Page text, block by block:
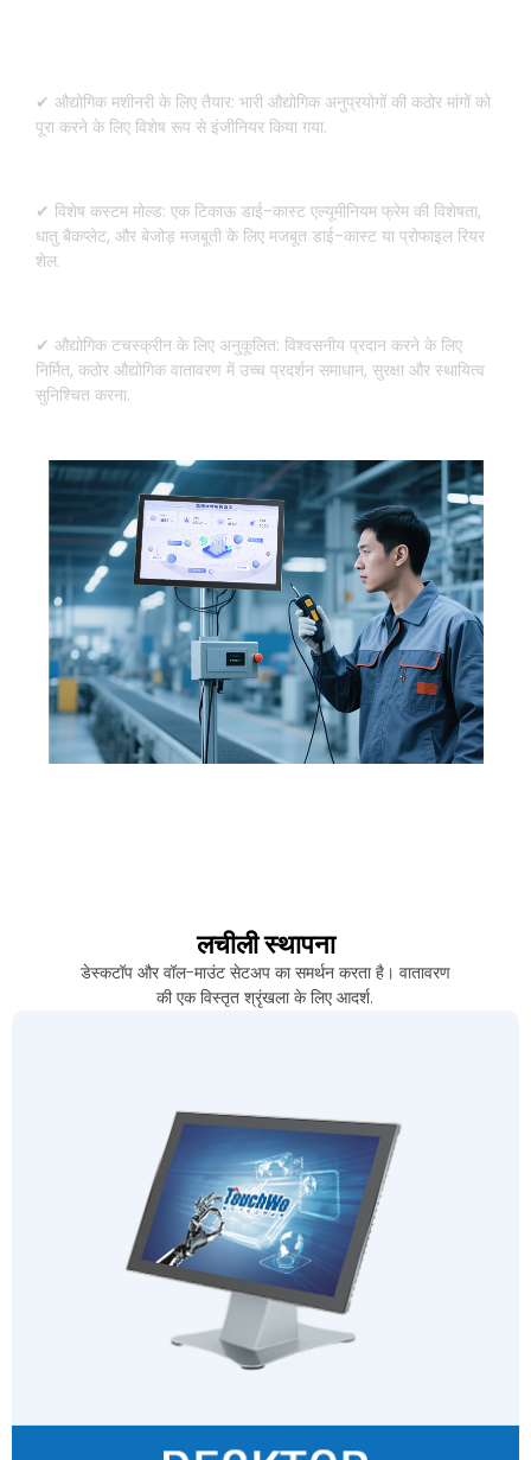
✔ औद्योगिक मशीनरी के लिए तैयार: भारी औद्योगिक अनुप्रयोगों की कठोर मांगों को
पूरा करने के लिए विशेष रूप से इंजीनियर किया गया.
✔ विशेष कस्टम मोल्ड: एक टिकाऊ डाई-कास्ट एल्यूमीनियम फ्रेम की विशेषता,
धातु बैकप्लेट, और बेजोड़ मजबूती के लिए मजबूत डाई-कास्ट या प्रोफाइल रियर
शेल.
✔ औद्योगिक टचस्क्रीन के लिए अनुकूलित: विश्वसनीय प्रदान करने के लिए
निर्मित, कठोर औद्योगिक वातावरण में उच्च प्रदर्शन समाधान, सुरक्षा और स्थायित्व
सुनिश्चित करना.
लचीली स्थापना
डेस्कटॉप और वॉल-माउंट सेटअप का समर्थन करता है। वातावरण
की एक विस्तृत श्रृंखला के लिए आदर्श.